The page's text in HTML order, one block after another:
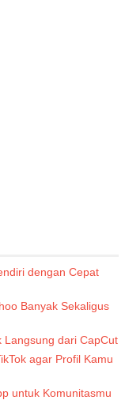
dengan Cepat
Banyak Sekaligus
Langsung dari CapCut
agar Profil Kamu
untuk Komunitasmu